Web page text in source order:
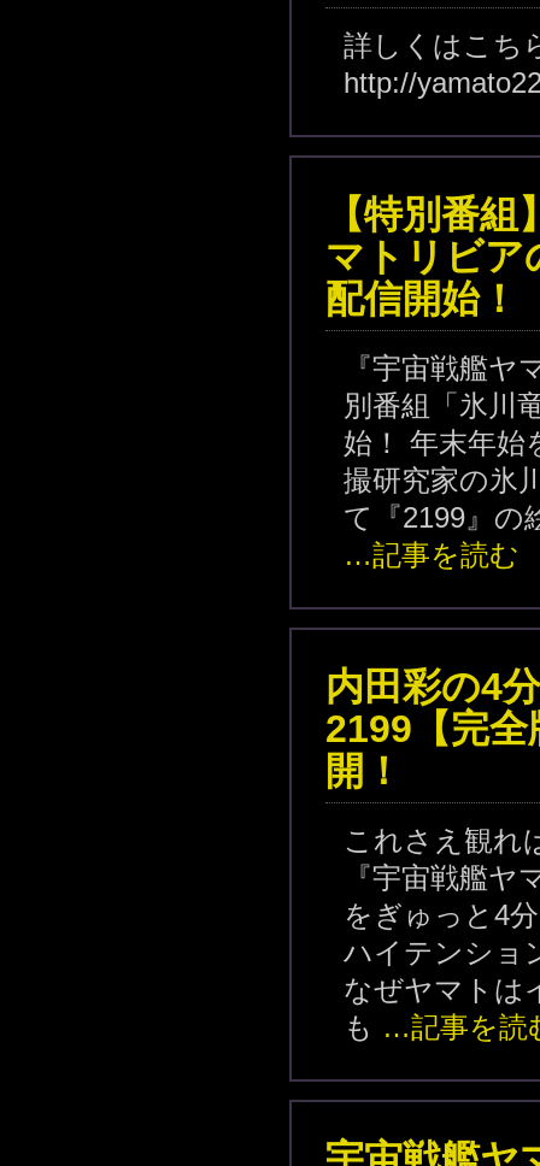
詳しくはこち
http://
【特別番
マトリビア
配信開始！
『宇宙戦艦
別番組「氷川
始！ 年末年始
撮研究家の氷
て『2199』の
…記事を読む
内田彩の4
2199【完
開！
これさえ観れ
『宇宙戦艦
をぎゅっと4
ハイテンショ
なぜヤマトは
も …記事を読